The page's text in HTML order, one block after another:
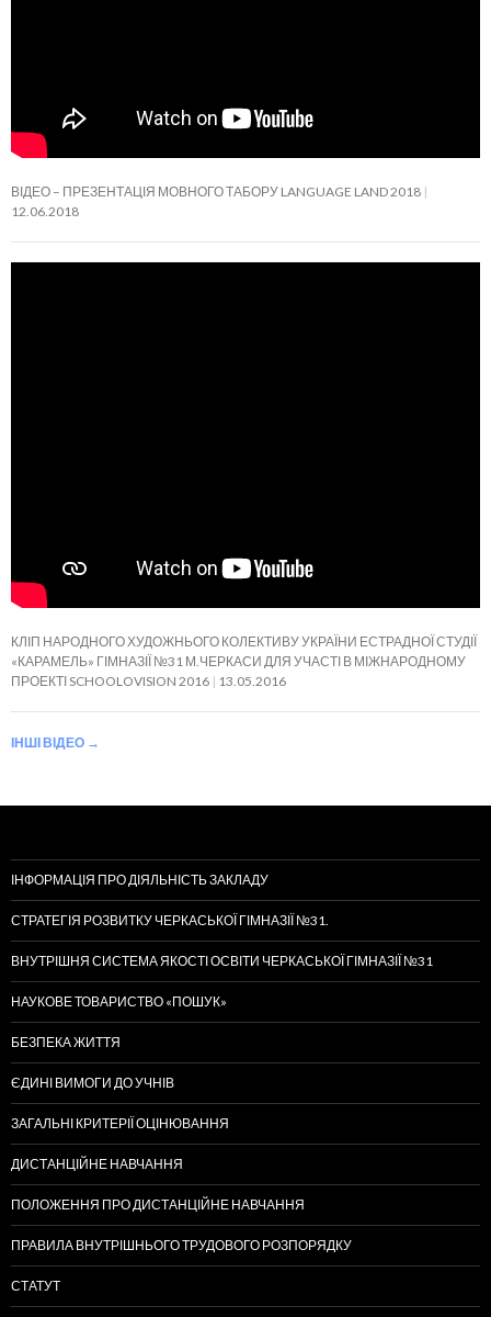
ВІДЕО – ПРЕЗЕНТАЦІЯ МОВНОГО ТАБОРУ LANGUAGE LAND 2018
12.06.2018
КЛІП НАРОДНОГО ХУДОЖНЬОГО КОЛЕКТИВУ УКРАЇНИ ЕСТРАДНОЇ СТУДІЇ
«КАРАМЕЛЬ» ГІМНАЗІЇ №31 М.ЧЕРКАСИ ДЛЯ УЧАСТІ В МІЖНАРОДНОМУ
ПРОЕКТІ SCHOOLOVISION 2016
13.05.2016
ІНШІ ВІДЕО →
ІНФОРМАЦІЯ ПРО ДІЯЛЬНІСТЬ ЗАКЛАДУ
СТРАТЕГІЯ РОЗВИТКУ ЧЕРКАСЬКОЇ ГІМНАЗІЇ №31.
ВНУТРІШНЯ СИСТЕМА ЯКОСТІ ОСВІТИ ЧЕРКАСЬКОЇ ГІМНАЗІЇ №31
НАУКОВЕ ТОВАРИСТВО «ПОШУК»
БЕЗПЕКА ЖИТТЯ
ЄДИНІ ВИМОГИ ДО УЧНІВ
ЗАГАЛЬНІ КРИТЕРІЇ ОЦІНЮВАННЯ
ДИСТАНЦІЙНЕ НАВЧАННЯ
ПОЛОЖЕННЯ ПРО ДИСТАНЦІЙНЕ НАВЧАННЯ
ПРАВИЛА ВНУТРІШНЬОГО ТРУДОВОГО РОЗПОРЯДКУ
СТАТУТ